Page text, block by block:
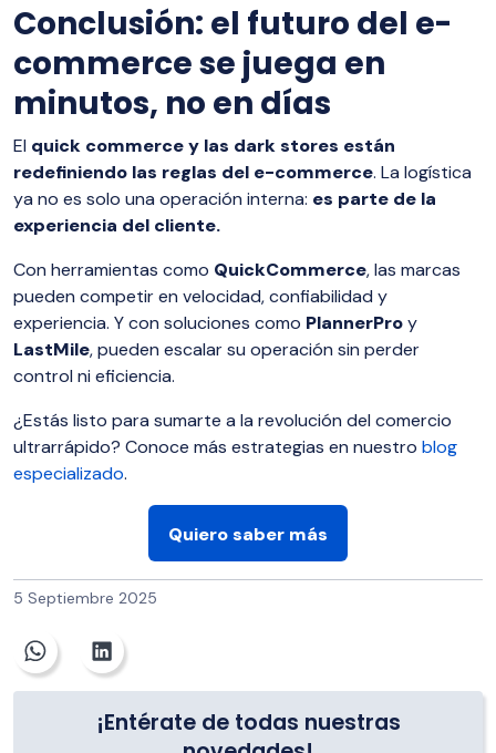
Conclusión: el futuro del e-
commerce se juega en
minutos, no en días
El quick commerce y las dark stores están
redefiniendo las reglas del e-commerce. La logística
ya no es solo una operación interna: es parte de la
experiencia del cliente.
Con herramientas como QuickCommerce, las marcas
pueden competir en velocidad, confiabilidad y
experiencia. Y con soluciones como PlannerProy
LastMile, pueden escalar su operación sin perder
control ni eficiencia.
¿Estás listo para sumarte a la revolución del comercio
ultrarrápido? Conoce más estrategias en nuestro blog
especializado.
Quiero saber más
5 Septiembre 2025
¡Entérate de todas nuestras